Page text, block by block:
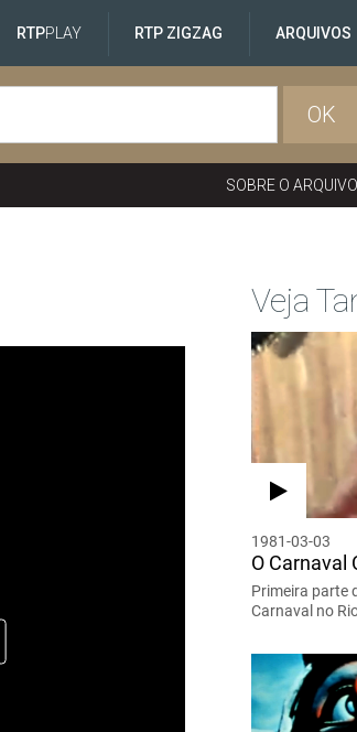
RTPPLAY RTP ZIGZAG ARQUIVOS
OK
SOBRE O ARQUIVO
Veja
1981-03-03
O Carnaval
Primeira parte
Carnaval no